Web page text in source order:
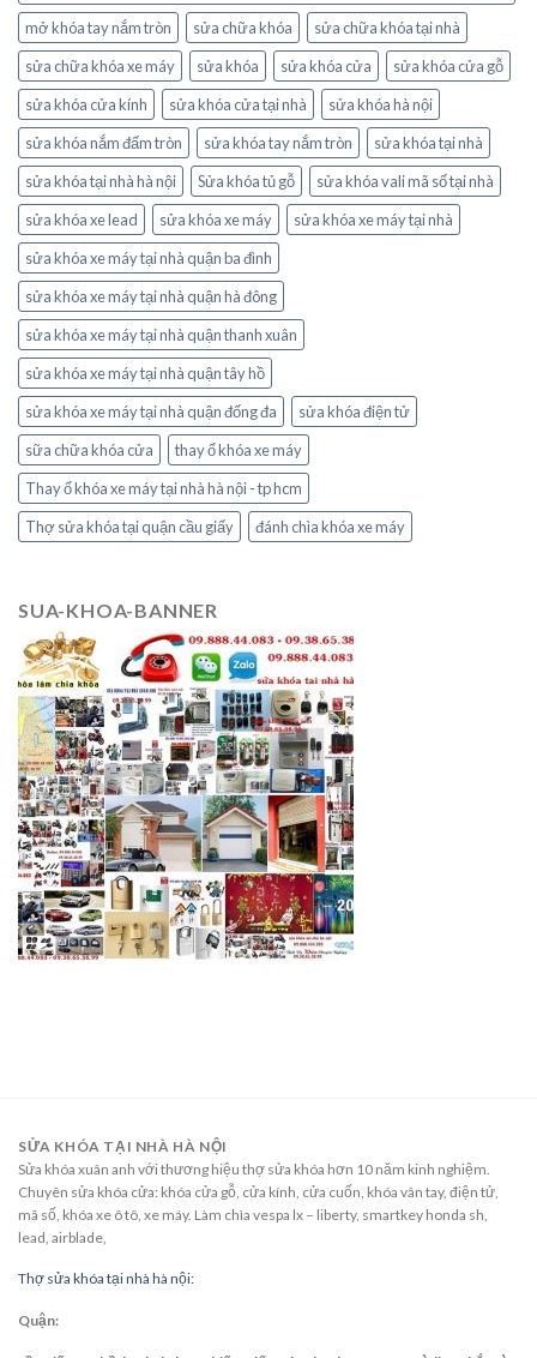
mở khóa tay nắm tròn
sửa chữa khóa
sửa chữa khóa tại nhà
sửa chữa khóa xe máy
sửa khóa sửa khóa cửa
sửa khóa cửa gỗ
sửa khóa cửa kính
sửa khóa cửa tại nhà
sửa khóa hà nội
sửa khóa nắm đấm tròn
sửa khóa tay nắm tròn
sửa khóa tại nhà
sửa khóa tại nhà hà nội
Sửa khóa tủ gỗ
sửa khóa vali mã số tại nhà
sửa khóa xe lead
sửa khóa xe máy
sửa khóa xe máy tại nhà
sửa khóa xe máy tại nhà quận ba đình
sửa khóa xe máy tại nhà quận hà đông
sửa khóa xe máy tại nhà quận thanh xuân
sửa khóa xe máy tại nhà quận tây hồ
sửa khóa xe máy tại nhà quận đống đa
sửa khóa điện tử
sữa chữa khóa cửa
thay ổ khóa xe máy
Thay ổ khóa xe máy tại nhà hà nội - tp hcm
Thợ sửa khóa tại quận cầu giấy
đánh chìa khóa xe máy
SUA-KHOA-BANNER
SỬA KHÓA TẠI NHÀ HÀ NỘI
Sửa khóa xuân anh với thương hiệu thợ sửa khóa hơn 10 năm kinh nghiệm.
Chuyên sửa khóa cửa: khóa cửa gỗ, cửa kính, cửa cuốn, khóa vân tay, điện tử,
mã số, khóa xe ô tô, xe máy. Làm chìa vespa lx – liberty, smartkey honda sh,
lead, airblade,
Thợ sửa khóa tại nhà hà nội:
Quận: